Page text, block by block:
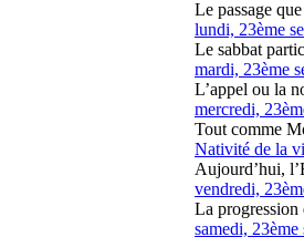
Le passage
lundi, 23ème
Le sabbat
mardi, 23ème
L’appel ou la
mercredi,
Tout comme
Nativité de la
Aujourd’hui,
vendredi,
La progression
samedi,